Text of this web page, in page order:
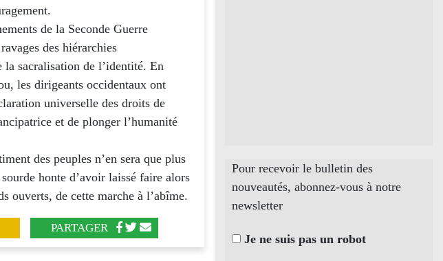
de la Seconde Guerre
des hiérarchies
sacralisation de l’identité. En
les dirigeants occidentaux ont
universelle des droits de
et de plonger l’humanité
des peuples n’en sera que plus
honte d’avoir laissé faire alors
ouverts, de cette marche à l’abîme.
PARTAGER
Pour recevoir le bulletin des
nouveautés, abonnez-vous à notre
newsletter
Je ne suis pas un robot